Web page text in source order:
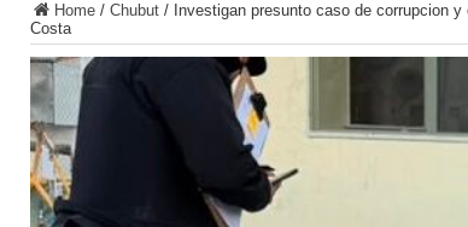
Home/ Chubut/ Investigan presunto caso de corrupcion
Costa